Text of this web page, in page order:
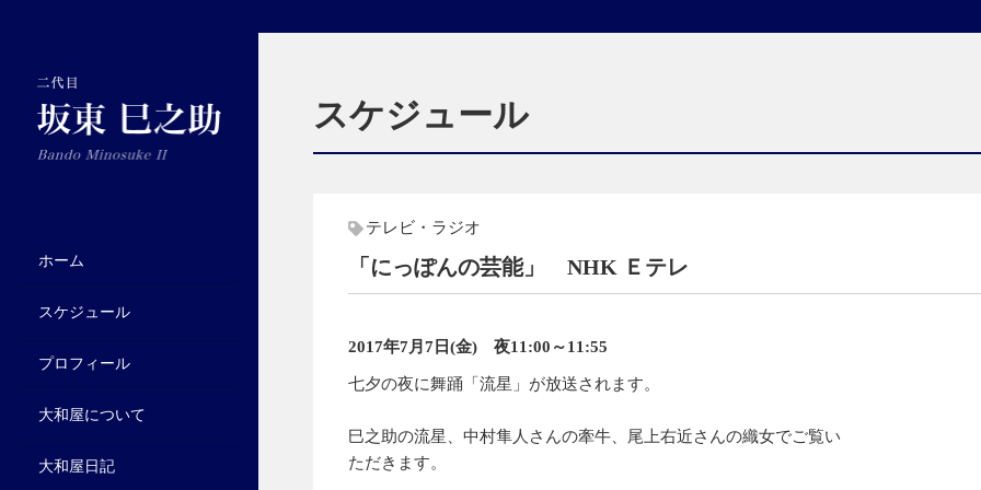
ホーム
スケジュール
プロフィール
大和屋について
大和屋日記
スケジュール
テレビ・ラジオ
「にっぽんの芸能」 NHK Ｅテレ
2017年7月7日(金) 夜11:00～11:55
七夕の夜に舞踊「流星」が放送されます。
巳之助の流星、中村隼人さんの牽牛、尾上右近さんの織女でご覧い
ただきます。